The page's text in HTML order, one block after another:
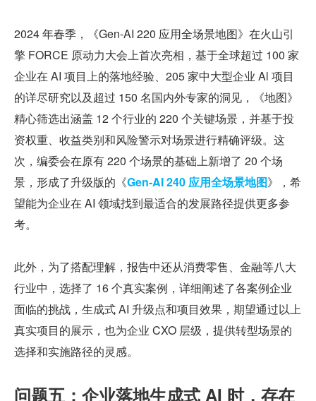
2024 年春季，《Gen-AI 220 应用全场景地图》在火山引
擎 FORCE 原动力大会上首次亮相，基于全球超过 100 家
企业在 AI 项目上的落地经验、205 家中大型企业 Al 项目
的详尽研究以及超过 150 名国内外专家的洞见，《地图》
精心筛选出涵盖 12 个行业的 220 个关键场景，并基于投
资权重、收益类别和风险警示对场景进行精确评级。这
次，编委会在原有 220 个场景的基础上新增了 20 个场
景，形成了升级版的《Gen-AI 240 应用全场景地图》，希
望能为企业在 AI 领域找到最适合的发展路径提供更多参
考。
此外，为了搭配理解，报告中还从消费零售、金融等八大
行业中，选择了 16 个真实案例，详细阐述了各案例企业
面临的挑战，生成式 AI 升级点和项目效果，期望通过以上
真实项目的展示，也为企业 CXO 层级，提供转型场景的
选择和实施路径的灵感。
问题五：企业落地生成式 AI 时，存在